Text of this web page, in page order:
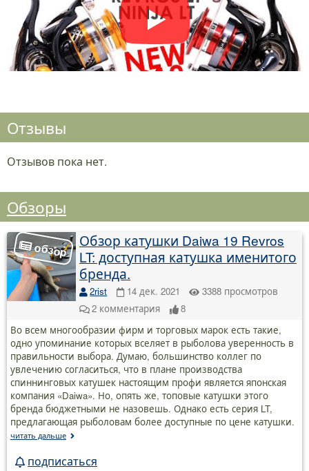
Отзывы
Отзывов пока нет.
Обзоры
Обзор катушки Daiwa 19 Revros
LT: доступная катушка именитого
бренда.
2rist 14 дек. 2021 3388 просмотров
2 комментария
8
Во всем многообразии фирм и торговых марок есть такие,
одно упоминание которых вселяет в рыболова уверенность в
правильности выбора. Думаю, большинство коллег по
увлечению согласиться, что в плане производства
спиннинговых катушек настоящим профи является японская
компания «Daiwa». Но, опять же, топовые катушки этого
бренда бюджетными не назовешь. Однако есть серия LT,
предлагающая рыболовам более доступные по цене катушки.
читать дальше
подписаться